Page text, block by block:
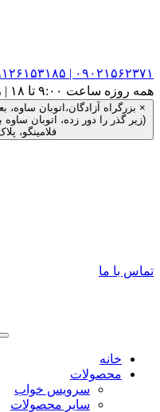
۰۲۱۵۵۲۷۹۸۳۴ | ۰۹۱۲۶۱۵۳۱۸۵ |
همه روزه ساعت ۹:۰۰ تا ۱۸ | روز های تعطیل با هماهنگی قبلی
× بزرگراه آزادگان،اتوبان
فلامینگو، پلاک 100 ، درب سبز
تماس با ما
خانه
محصولات
سرویس خواب
سایر محصولات